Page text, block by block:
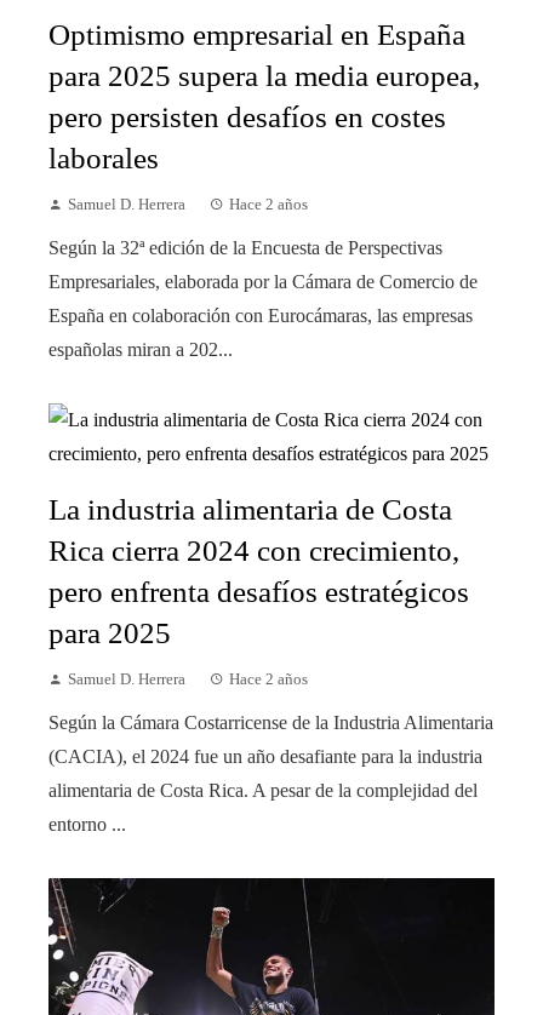
Optimismo empresarial en España
para 2025 supera la media europea,
pero persisten desafíos en costes
laborales
Samuel D. Herrera Hace 2 años
Según la 32ª edición de la Encuesta de Perspectivas
Empresariales, elaborada por la Cámara de Comercio de
España en colaboración con Eurocámaras, las empresas
españolas miran a 202...
La industria alimentaria de Costa
Rica cierra 2024 con crecimiento,
pero enfrenta desafíos estratégicos
para 2025
Samuel D. Herrera Hace 2 años
Según la Cámara Costarricense de la Industria Alimentaria
(CACIA), el 2024 fue un año desafiante para la industria
alimentaria de Costa Rica. A pesar de la complejidad del
entorno ...